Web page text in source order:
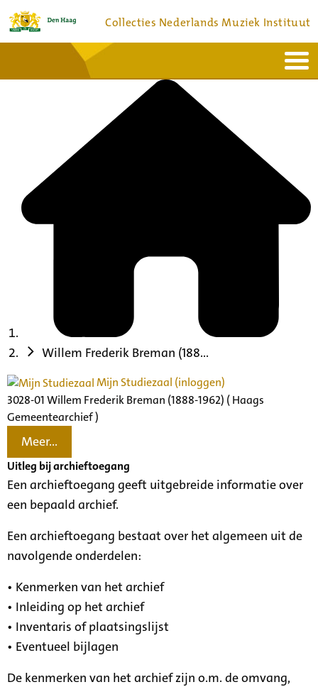
Collecties Nederlands Muziek Instituut
Bronnen en collecties
Willem Frederik Breman (188...
Mijn Studiezaal (inloggen)
3028-01 Willem Frederik Breman (1888-1962) ( Haags
Gemeentearchief )
Meer...
Uitleg bij archieftoegang
Een archieftoegang geeft uitgebreide informatie over
een bepaald archief.
Een archieftoegang bestaat over het algemeen uit de
navolgende onderdelen:
• Kenmerken van het archief
• Inleiding op het archief
• Inventaris of plaatsingslijst
• Eventueel bijlagen
De kenmerken van het archief zijn o.m. de omvang,